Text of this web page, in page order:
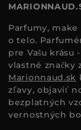
Parfumy,
o telo.
pre Vašu krásu
vlastné značky
Marionnaud.sk
zľavy, objaviť
bezplatných
vernostných